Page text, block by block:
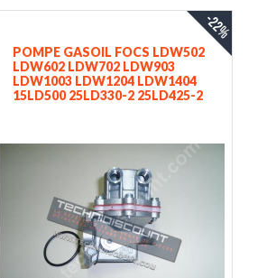
POMPE GASOIL FOCS LDW502
LDW602 LDW702 LDW903
LDW1003 LDW1204 LDW1404
15LD500 25LD330-2 25LD425-2
-22%